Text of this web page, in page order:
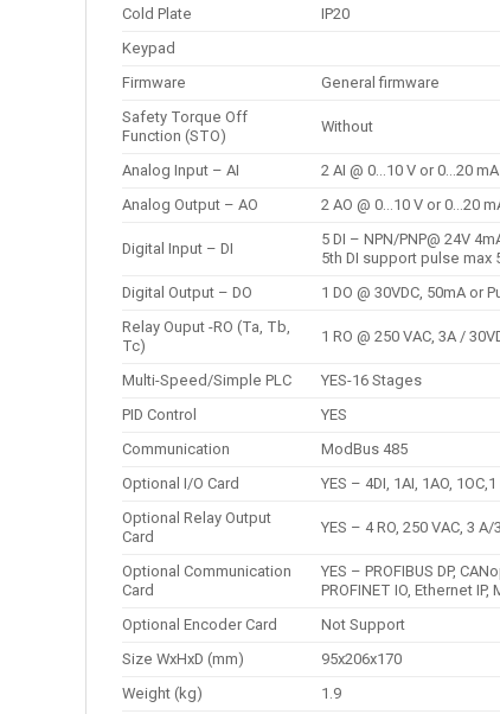
Cold Plate
IP20
Keypad
Firmware
General firmware
Safety Torque Off
Function (STO)
Without
Analog Input – AI
2 AI @ 0…10 V or 0…20 mA
Analog Output – AO
2 AO @ 0…10 V or 0…20
Digital Input – DI
5 DI – NPN/PNP@ 24V
5th DI support pulse max
Digital Output – DO
1 DO @ 30VDC, 50mA or
Relay Ouput -RO (Ta, Tb,
Tc)
1 RO @ 250 VAC, 3A /
Multi-Speed/Simple PLC
YES-16 Stages
PID Control
YES
Communication
ModBus 485
Optional I/O Card
YES – 4DI, 1AI, 1AO,
Optional Relay Output
Card
YES – 4 RO, 250 VAC, 3 A/
Optional Communication
Card
YES – PROFIBUS DP,
PROFINET IO, Ethernet
Optional Encoder Card
Not Support
Size WxHxD (mm)
95x206x170
Weight (kg)
1.9